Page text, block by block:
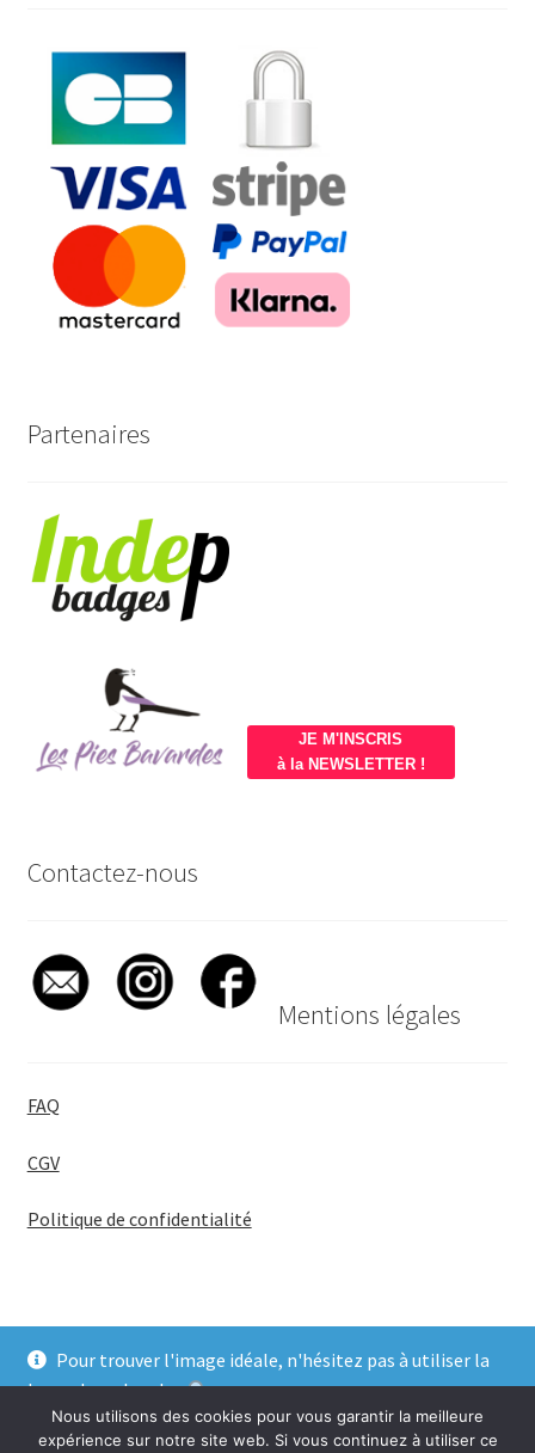
Pour trouver l'image idéale, n'hésitez pas à utiliser la
barre de recherche
Ignorer
Partenaires
JE M'INSCRIS
à la NEWSLETTER !
Contactez-nous
Mentions légales
FAQ
CGV
Politique de confidentialité
© BadgeGirl® 2026
Nous utilisons des cookies pour vous garantir la meilleure
expérience sur notre site web. Si vous continuez à utiliser ce